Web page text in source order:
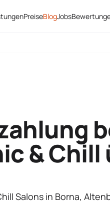
PreiseBlogJobs
& Chill
Salons in Borna,